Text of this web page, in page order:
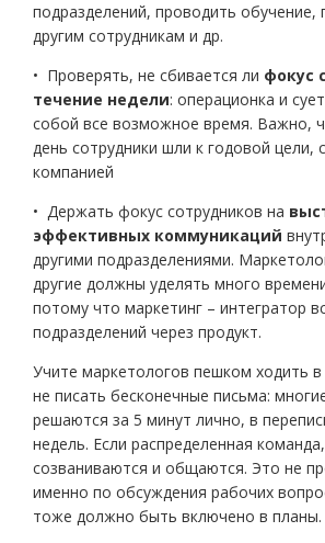
подразделений, проводить обучение,
другим сотрудникам и др.
• Проверять, не сбивается ли фокус
течение недели: операционка и
собой все возможное время. Важно,
день сотрудники шли к годовой цели,
компанией
• Держать фокус сотрудников на
эффективных коммуникаций
другими подразделениями.
другие должны уделять много
потому что маркетинг – интегратор
подразделений через продукт.
Учите маркетологов пешком ходить в
не писать бесконечные письма:
решаются за 5 минут лично, в
недель. Если распределенная
созваниваются и общаются. Это не
именно по обсуждения рабочих
тоже должно быть включено в планы.